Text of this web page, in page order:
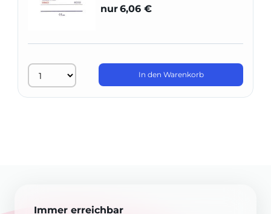
nur6,06 €
In den Warenkorb
Immer erreichbar